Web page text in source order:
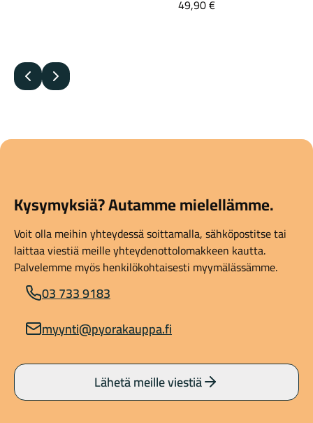
Edellinen
Seuraava
Kysymyksiä? Autamme mielellämme.
Voit olla meihin yhteydessä soittamalla, sähköpostitse tai
laittaa viestiä meille yhteydenottolomakkeen kautta.
Palvelemme myös henkilökohtaisesti myymälässämme.
03 733 9183
myynti@pyorakauppa.fi
Lähetä meille viestiä